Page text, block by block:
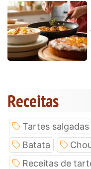
Receitas
Tartes salgadas
Batata
Receitas de